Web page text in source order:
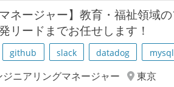
ネージャー】教育・福祉領域
リードまでお任せします！
github slack datadog mysql
ジニアリングマネージャー
東京